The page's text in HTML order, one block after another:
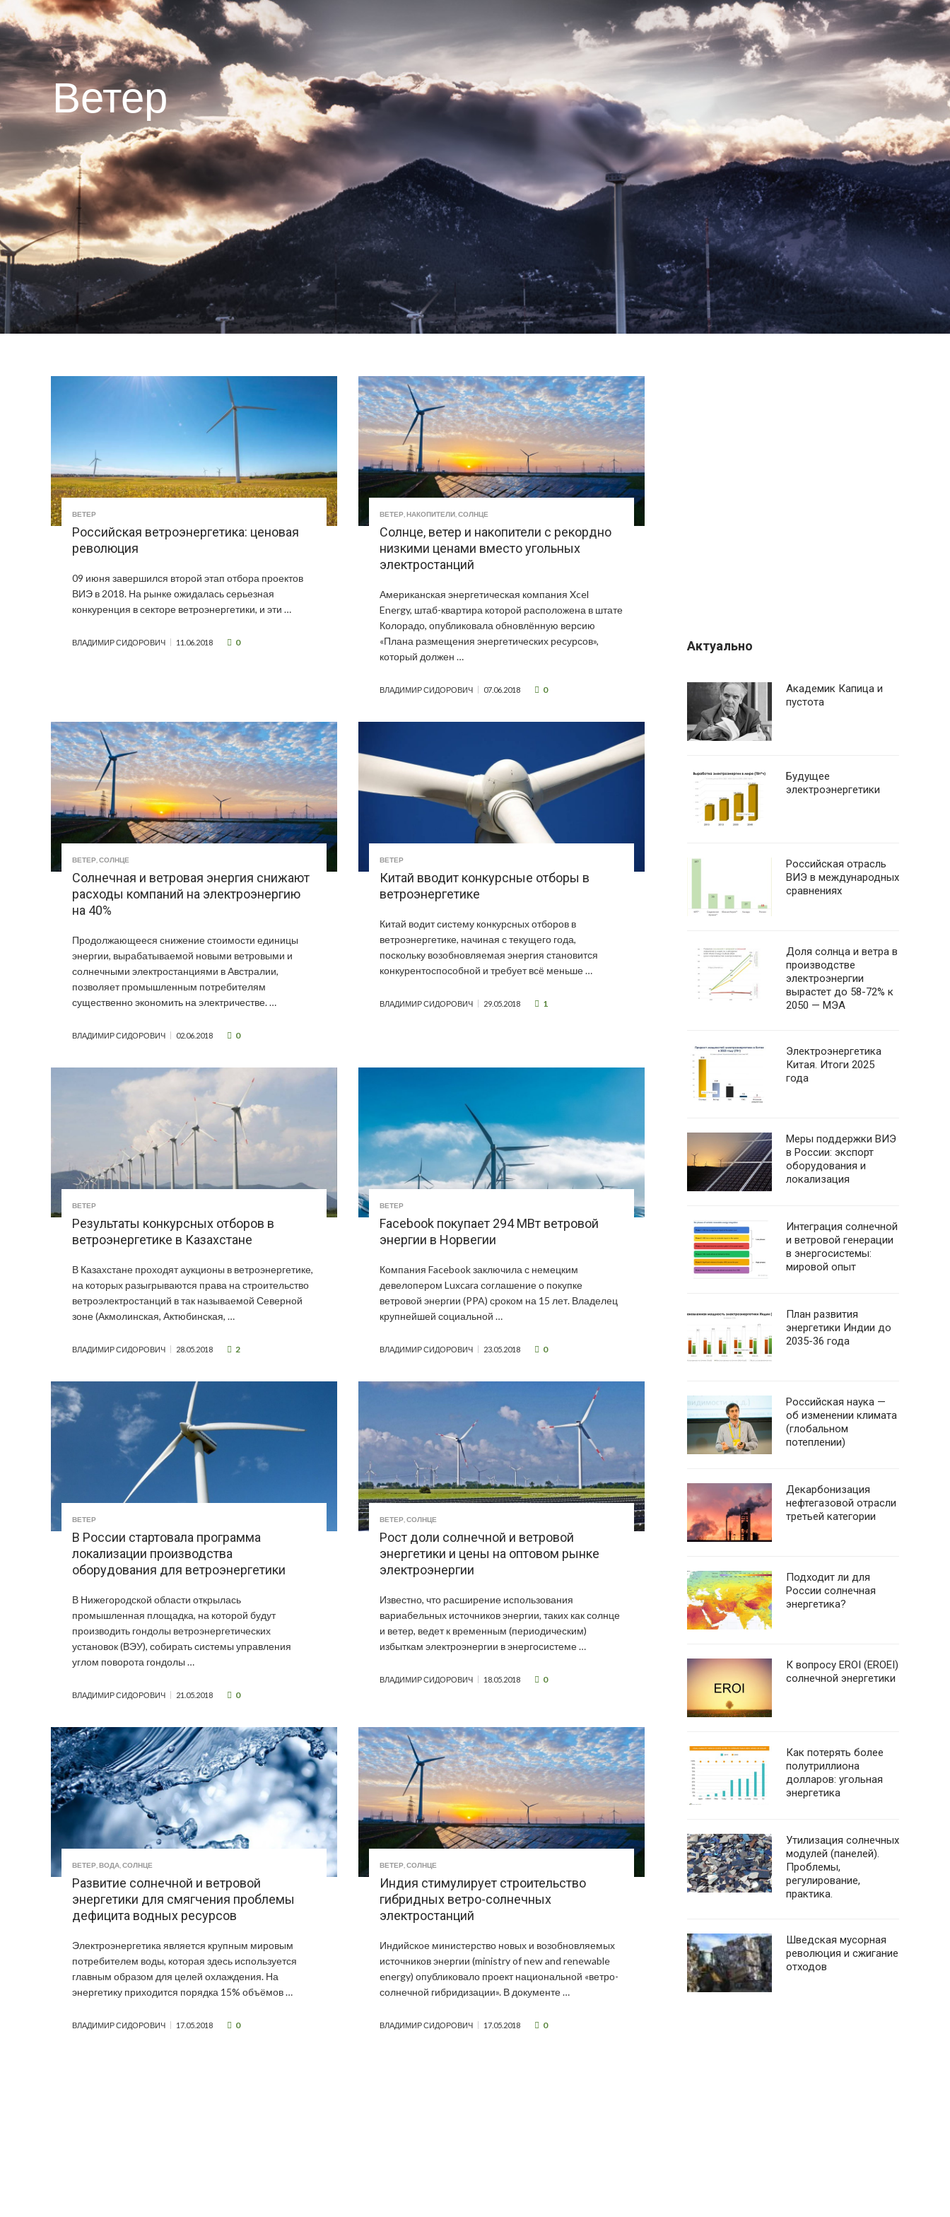
Ветер
ВЕТЕР
Российская ветроэнергетика: ценовая
революция
09 июня завершился второй этап отбора проектов
ВИЭ в 2018. На рынке ожидалась серьезная
конкуренция в секторе ветроэнергетики, и эти …
ВЛАДИМИР СИДОРОВИЧ 11.06.2018 0
ВЕТЕР ,НАКОПИТЕЛИ ,СОЛНЦЕ
Солнце, ветер и накопители с рекордно
низкими ценами вместо угольных
электростанций
Американская энергетическая компания Xcel
Energy, штаб-квартира которой расположена в штате
Колорадо, опубликовала обновлённую версию
«Плана размещения энергетических ресурсов»,
который должен …
ВЛАДИМИР СИДОРОВИЧ 07.06.2018 0
ВЕТЕР СОЛНЦЕ
Солнечная и ветровая энергия снижают
расходы компаний на электроэнергию
на 40%
Продолжающееся снижение стоимости единицы
энергии, вырабатываемой новыми ветровыми и
солнечными электростанциями в Австралии,
позволяет промышленным потребителям
существенно экономить на электричестве. …
ВЛАДИМИР СИДОРОВИЧ 02.06.2018 0
ВЕТЕР
Китай вводит конкурсные отборы в
ветроэнергетике
Китай водит систему конкурсных отборов в
ветроэнергетике, начиная с текущего года,
поскольку возобновляемая энергия становится
конкурентоспособной и требует всё меньше …
ВЛАДИМИР СИДОРОВИЧ 29.05.2018 1
ВЕТЕР
Результаты конкурсных отборов в
ветроэнергетике в Казахстане
В Казахстане проходят аукционы в ветроэнергетике,
на которых разыгрываются права на строительство
ветроэлектростанций в так называемой Северной
зоне (Акмолинская, Актюбинская, …
ВЛАДИМИР СИДОРОВИЧ 28.05.2018 2
ВЕТЕР
Facebook покупает 294 МВт ветровой
энергии в Норвегии
Компания Facebook заключила с немецким
девелопером Luxcara соглашение о покупке
ветровой энергии (PPA) сроком на 15 лет. Владелец
крупнейшей социальной …
ВЛАДИМИР СИДОРОВИЧ 23.05.2018 0
ВЕТЕР
В России стартовала программа
локализации производства
оборудования для ветроэнергетики
В Нижегородской области открылась
промышленная площадка, на которой будут
производить гондолы ветроэнергетических
установок (ВЭУ), собирать системы управления
углом поворота гондолы …
ВЛАДИМИР СИДОРОВИЧ 21.05.2018 0
ВЕТЕР ,СОЛНЦЕ
Рост доли солнечной и ветровой
энергетики и цены на оптовом рынке
электроэнергии
Известно, что расширение использования
вариабельных источников энергии, таких как солнце
и ветер, ведет к временным (периодическим)
избыткам электроэнергии в энергосистеме …
ВЛАДИМИР СИДОРОВИЧ 18.05.2018 0
ВЕТЕР ВОДА СОЛНЦЕ
Развитие солнечной и ветровой
энергетики для смягчения проблемы
дефицита водных ресурсов
Электроэнергетика является крупным мировым
потребителем воды, которая здесь используется
главным образом для целей охлаждения. На
энергетику приходится порядка 15% объёмов …
ВЛАДИМИР СИДОРОВИЧ 17.05.2018 0
ВЕТЕР ,СОЛНЦЕ
Индия стимулирует строительство
гибридных ветро-солнечных
электростанций
Индийское министерство новых и возобновляемых
источников энергии (ministry of new and renewable
energy) опубликовало проект национальной «ветро-
солнечной гибридизации». В документе …
ВЛАДИМИР СИДОРОВИЧ 17.05.2018 0
Актуально
Академик Капица и
пустота
Будущее
электроэнергетики
Российская отрасль
ВИЭ в международных
сравнениях
Доля солнца и ветра в
производстве
электроэнергии
вырастет до 58-72% к
2050 — МЭА
Электроэнергетика
Китая. Итоги 2025
года
Меры поддержки ВИЭ
в России: экспорт
оборудования и
локализация
Интеграция солнечной
и ветровой генерации
в энергосистемы:
мировой опыт
План развития
энергетики Индии до
2035-36 года
Российская наука —
об изменении климата
(глобальном
потеплении)
Декарбонизация
нефтегазовой отрасли
третьей категории
Подходит ли для
России солнечная
энергетика?
К вопросу EROI (EROEI)
солнечной энергетики
Как потерять более
полутриллиона
долларов: угольная
энергетика
Утилизация солнечных
модулей (панелей).
Проблемы,
регулирование,
практика.
Шведская мусорная
революция и сжигание
отходов